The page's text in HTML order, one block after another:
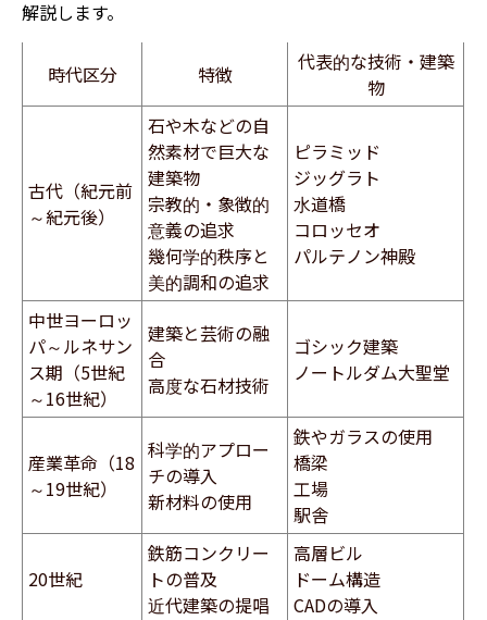
解説します。
時代区分 特徴
代表的な技術・建築
物
古代（紀元前
～紀元後）
石や木などの自
然素材で巨大な
建築物
宗教的・象徴的
意義の追求
幾何学的秩序と
美的調和の追求
ピラミッド
ジッグラト
水道橋
コロッセオ
パルテノン神殿
中世ヨーロッ
パ～ルネサン
ス期（5世紀
～16世紀）
建築と芸術の融
合
高度な石材技術
ゴシック建築
ノートルダム大聖堂
産業革命（18
～19世紀）
科学的アプロー
チの導入
新材料の使用
鉄やガラスの使用
橋梁
工場
駅舎
20世紀
鉄筋コンクリー
トの普及
近代建築の提唱
高層ビル
ドーム構造
CADの導入